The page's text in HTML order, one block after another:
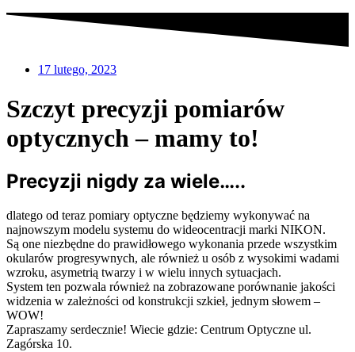
17 lutego, 2023
Szczyt precyzji pomiarów
optycznych – mamy to!
Precyzji nigdy za wiele…..
dlatego od teraz pomiary optyczne będziemy wykonywać na
najnowszym modelu systemu do wideocentracji marki NIKON.
Są one niezbędne do prawidłowego wykonania przede wszystkim
okularów progresywnych, ale również u osób z wysokimi wadami
wzroku, asymetrią twarzy i w wielu innych sytuacjach.
System ten pozwala również na zobrazowane porównanie jakości
widzenia w zależności od konstrukcji szkieł, jednym słowem –
WOW!
Zapraszamy serdecznie! Wiecie gdzie: Centrum Optyczne ul.
Zagórska 10.